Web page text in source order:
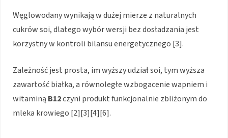
Węglowodany wynikają w dużej mierze z naturalnych
cukrów soi, dlatego wybór wersji bez dosładzania jest
korzystny w kontroli bilansu energetycznego [3].
Zależność jest prosta, im wyższy udział soi, tym wyższa
zawartość białka, a równoległe wzbogacenie wapniem i
witaminą B12czyni produkt funkcjonalnie zbliżonym do
mleka krowiego [2][3][4][6].